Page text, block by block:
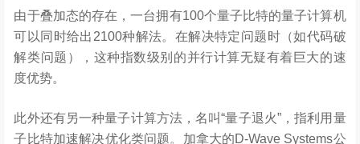
由于叠加态的存在，一台拥有100个量子比特的量子计算机
可以同时给出2100种解法。在解决特定问题时（如代码破
解类问题），这种指数级别的并行计算无疑有着巨大的速
度优势。
此外还有另一种量子计算方法，名叫“量子退火”，指利用量
子比特加速解决优化类问题。加拿大的D-Wave Systems公